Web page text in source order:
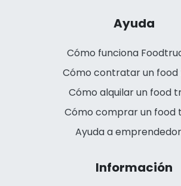
Ayuda
Cómo funciona
Cómo contratar un
Cómo alquilar un food
Cómo comprar un food
Ayuda a
Información